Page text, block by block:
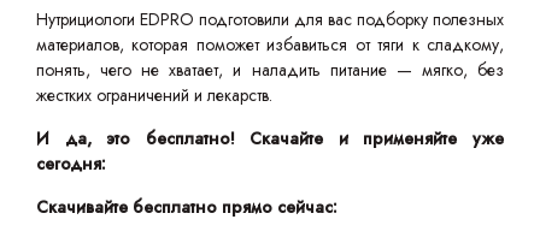
Нутрициологи EDPRO подготовили для вас подборку полезных
материалов, которая поможет избавиться от тяги к сладкому,
понять, чего не хватает, и наладить питание — мягко, без
жестких ограничений и лекарств.
И да, это бесплатно! Скачайте и применяйте уже
сегодня:
Скачивайте бесплатно прямо сейчас: